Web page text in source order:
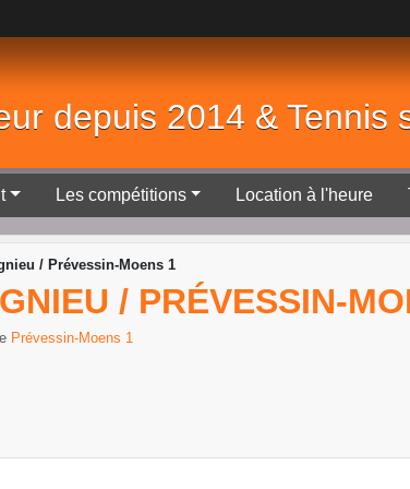
depuis 2014 & Tennis
Les compétitions Location à l'heure
/ Prévessin-Moens 1
/ PRÉVESSIN-
Prévessin-Moens 1